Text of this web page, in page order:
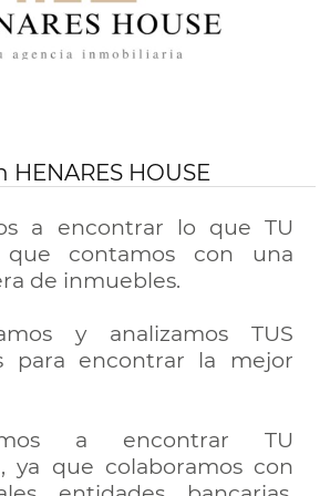
HOUSE
a encontrar lo que TU
que contamos con una
de inmuebles.
y analizamos TUS
para encontrar la mejor
a encontrar TU
ya que colaboramos con